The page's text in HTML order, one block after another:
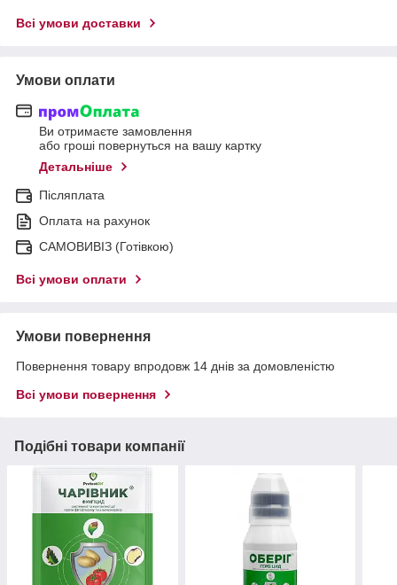
Всі умови доставки
Умови оплати
Ви отримаєте замовлення
або гроші повернуться на вашу картку
Детальніше
Післяплата
Оплата на рахунок
САМОВИВІЗ (Готівкою)
Всі умови оплати
Умови повернення
Повернення товару впродовж 14 днів за домовленістю
Всі умови повернення
Подібні товари компанії